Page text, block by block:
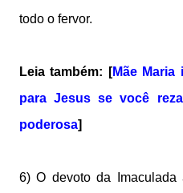
todo o fervor.
Leia também: [Mãe Maria
para Jesus se você
poderosa]
6) O devoto da Imaculada